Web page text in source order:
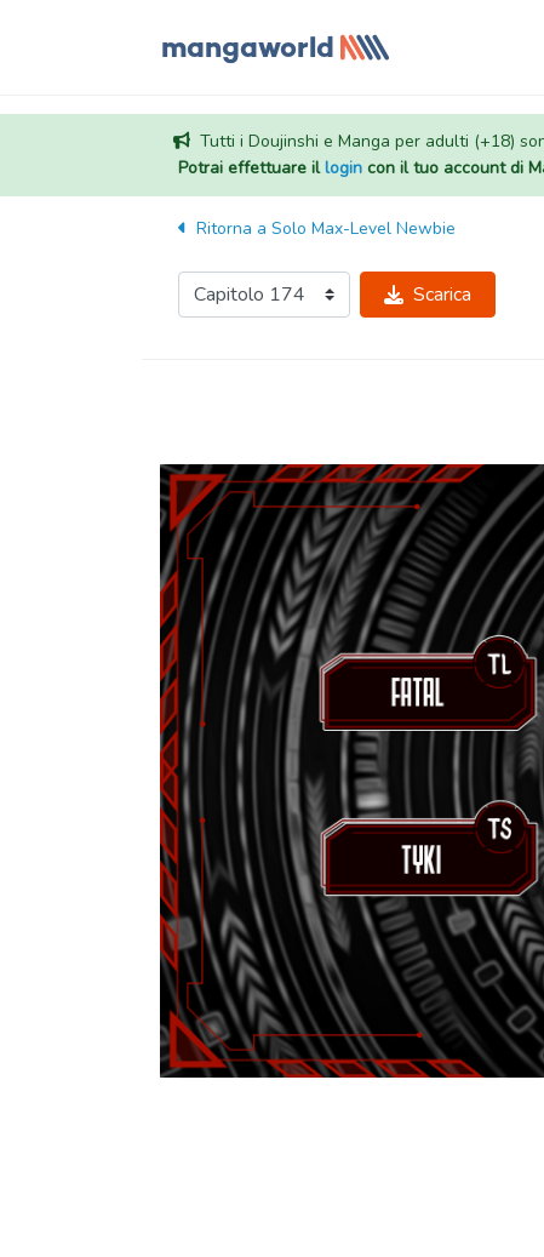
Tutti i Doujinshi e Manga per adulti (+18)
Potrai effettuare illogincon il tuo account di
Ritorna a Solo Max-Level Newbie
Scarica